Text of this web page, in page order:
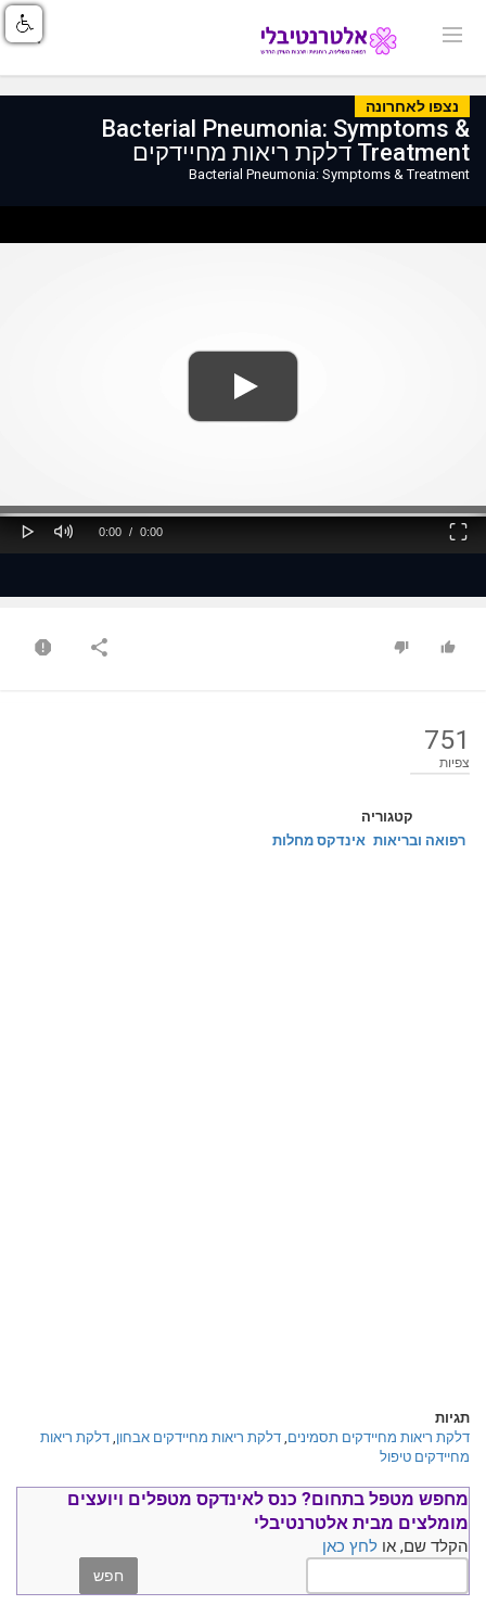
נצפו לאחרונה
Bacterial Pneumonia: Symptoms &
Treatment דלקת ריאות מחיידקים
Bacterial Pneumonia: Symptoms & Treatment
Play Mute
Current
0:00 /
Duration
0:00
Fullscreen
751
צפיות
קטגוריה
רפואה ובריאות אינדקס מחלות
תגיות
דלקת ריאות מחיידקים תסמינים, דלקת ריאות מחיידקים אבחון, דלקת ריאות
מחיידקים טיפול
מחפש מטפל בתחום? כנס לאינדקס מטפלים ויועצים
מומלצים מבית אלטרנטיבלי
הקלד שם, או לחץ כאן